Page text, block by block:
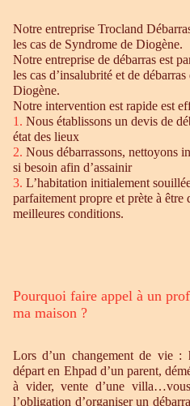
Notre entreprise Trocland
les cas de Syndrome de Diogène.
Notre entreprise de débarras est
les cas d’insalubrité et de
Diogène.
Notre intervention est rapide est
1. Nous établissons un devis de
état des lieux
2. Nous débarrassons, nettoyons
si besoin afin d’assainir
3. L’habitation initialement
parfaitement propre et prète à être
meilleures conditions.
Pourquoi faire appel à un
ma maison ?
Lors d’un changement de vie :
départ en Ehpad d’un parent,
à vider, vente d’une
l’obligation d’organiser un